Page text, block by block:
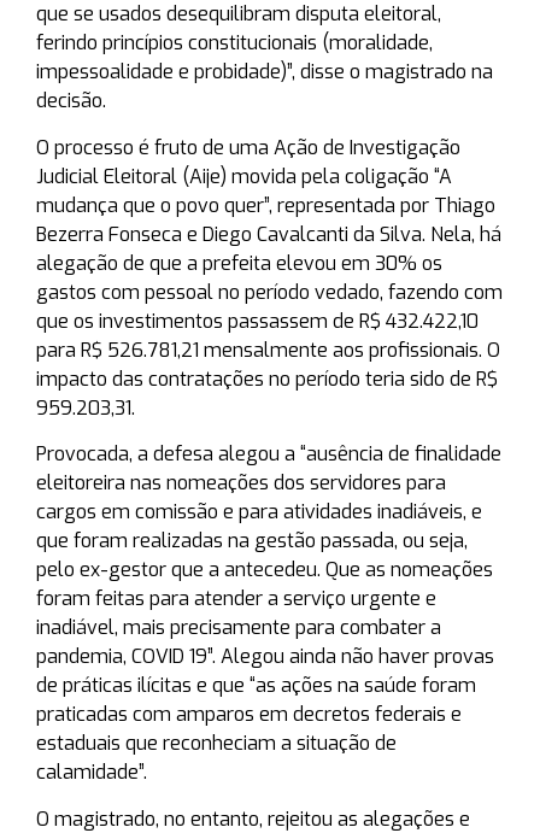
que se usados desequilibram disputa eleitoral,
ferindo princípios constitucionais (moralidade,
impessoalidade e probidade)”, disse o magistrado na
decisão.
O processo é fruto de uma Ação de Investigação
Judicial Eleitoral (Aije) movida pela coligação “A
mudança que o povo quer”, representada por Thiago
Bezerra Fonseca e Diego Cavalcanti da Silva. Nela, há
alegação de que a prefeita elevou em 30% os
gastos com pessoal no período vedado, fazendo com
que os investimentos passassem de R$ 432.422,10
para R$ 526.781,21 mensalmente aos profissionais. O
impacto das contratações no período teria sido de R$
959.203,31.
Provocada, a defesa alegou a “ausência de finalidade
eleitoreira nas nomeações dos servidores para
cargos em comissão e para atividades inadiáveis, e
que foram realizadas na gestão passada, ou seja,
pelo ex-gestor que a antecedeu. Que as nomeações
foram feitas para atender a serviço urgente e
inadiável, mais precisamente para combater a
pandemia, COVID 19”. Alegou ainda não haver provas
de práticas ilícitas e que “as ações na saúde foram
praticadas com amparos em decretos federais e
estaduais que reconheciam a situação de
calamidade”.
O magistrado, no entanto, rejeitou as alegações e